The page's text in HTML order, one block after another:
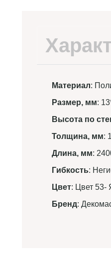
Материал:
Размер, мм:
Высота по
Толщина, мм:
Длина, мм:
Гибкость:
Цвет: Цвет
Бренд: